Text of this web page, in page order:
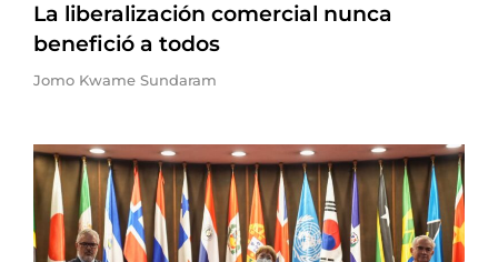
La liberalización comercial nunca
benefició a todos
Jomo Kwame Sundaram